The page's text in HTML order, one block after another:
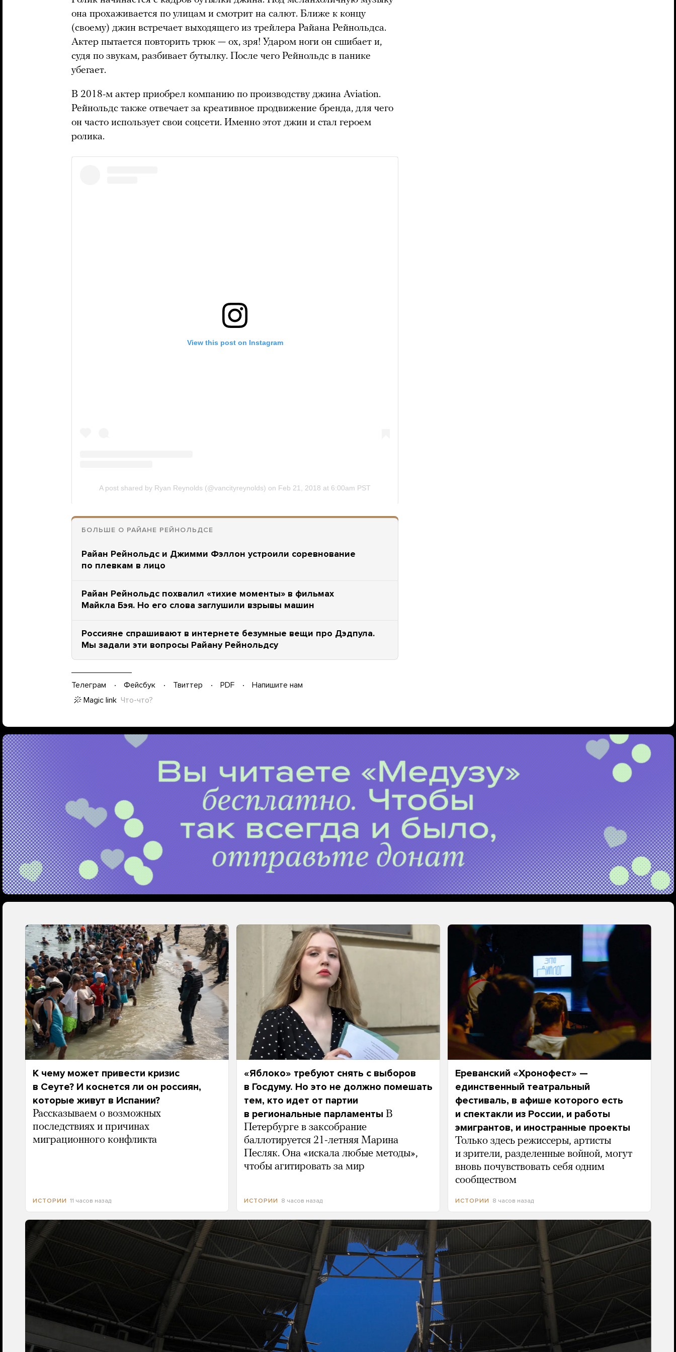
она прохаживается по улицам и смотрит на салют. Ближе к концу
(своему) джин встречает выходящего из трейлера Райана Рейнольдса.
Актер пытается повторить трюк — ох, зря! Ударом ноги он сшибает и,
судя по звукам, разбивает бутылку. После чего Рейнольдс в панике
убегает.
В 2018-м актер приобрел компанию по производству джина Aviation.
Рейнольдс также отвечает за креативное продвижение бренда, для чего
он часто использует свои соцсети. Именно этот джин и стал героем
ролика.
БОЛЬШЕ О РАЙАНЕ РЕЙНОЛЬДСЕ
Райан Рейнольдс и Джимми Фэллон устроили соревнование
по плевкам в лицо
Райан Рейнольдс похвалил «тихие моменты» в фильмах
Майкла Бэя. Но его слова заглушили взрывы машин
Россияне спрашивают в интернете безумные вещи про Дэдпула.
Мы задали эти вопросы Райану Рейнольдсу
Телеграм Фейсбук Твиттер PDF
Напишите нам
Magic link Что-что?
К чему может привести кризис
в Сеуте? И коснется ли он россиян,
которые живут в Испании?
Рассказываем о возможных
последствиях и причинах
миграционного конфликта
ИСТОРИИ 11 часов назад
«Яблоко» требуют снять с выборов
в Госдуму. Но это не должно помешать
тем, кто идет от партии
в региональные парламенты В
Петербурге в заксобрание
баллотируется 21-летняя Марина
Песляк. Она «искала любые методы»,
чтобы агитировать за мир
ИСТОРИИ 8 часов назад
Ереванский «Хронофест» —
единственный театральный
фестиваль, в афише которого есть
и спектакли из России, и работы
эмигрантов, и иностранные проекты
Только здесь режиссеры, артисты
и зрители, разделенные войной, могут
вновь почувствовать себя одним
сообществом
ИСТОРИИ 8 часов назад